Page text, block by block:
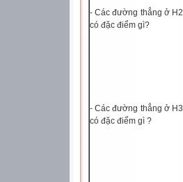
- Các đường thẳng ở H2
có đặc điểm gì?
- Các đường thẳng ở H3
có đặc điểm gì ?